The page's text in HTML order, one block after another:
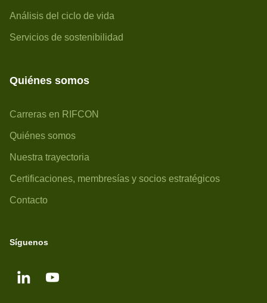
Análisis del ciclo de vida
Servicios de sostenibilidad
Quiénes somos
Carreras en RIFCON
Quiénes somos
Nuestra trayectoria
Certificaciones, membresías y socios estratégicos
Contacto
Síguenos